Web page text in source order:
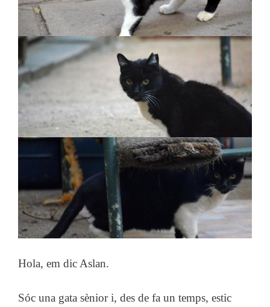
Hola, em dic Aslan.
Sóc una gata sènior i, des de fa un temps, estic